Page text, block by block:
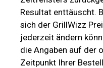
Resultat enttäuscht.
sich der GrillWizz
jederzeit ändern
die Angaben auf der
Zeitpunkt Ihrer